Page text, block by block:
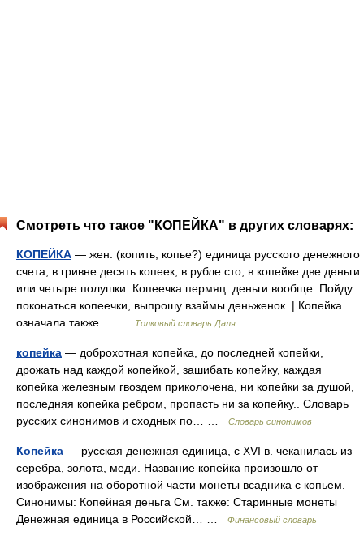
Смотреть что такое "КОПЕЙКА" в других словарях:
КОПЕЙКА — жен. (копить, копье?) единица русского денежного
счета; в гривне десять копеек, в рубле сто; в копейке две деньги
или четыре полушки. Копеечка пермяц. деньги вообще. Пойду
поконаться копеечки, выпрошу взаймы деньженок. | Копейка
означала также… …
Толковый словарь Даля
копейка — доброхотная копейка, до последней копейки,
дрожать над каждой копейкой, зашибать копейку, каждая
копейка железным гвоздем приколочена, ни копейки за душой,
последняя копейка ребром, пропасть ни за копейку.. Словарь
русских синонимов и сходных по… …
Словарь синонимов
Копейка — русская денежная единица, с XVI в. чеканилась из
серебра, золота, меди. Название копейка произошло от
изображения на оборотной части монеты всадника с копьем.
Синонимы: Копейная деньга См. также: Старинные монеты
Денежная единица в Российской… …
Финансовый словарь